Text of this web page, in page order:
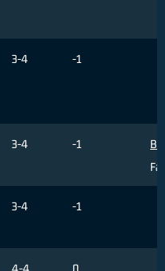
3-4 -1
3-4 -1
3-4 -1
4-4 0